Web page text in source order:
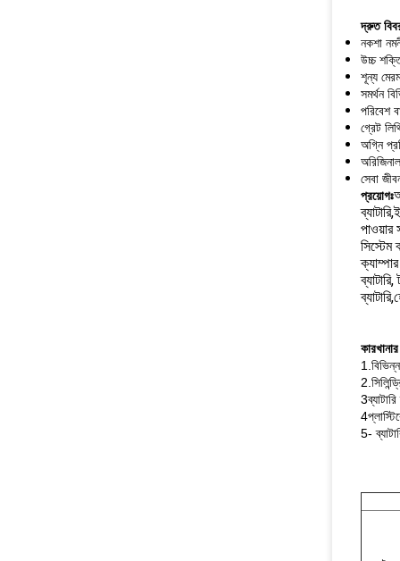
দ্রুত
নকশা
উচ্চ
শূন্য
সমর্থন
পরিবেশ
গ্রেট
অগ্নি
সেবা
প্রয়োগঃ
পাওয়ার
সিস্টেম
5-